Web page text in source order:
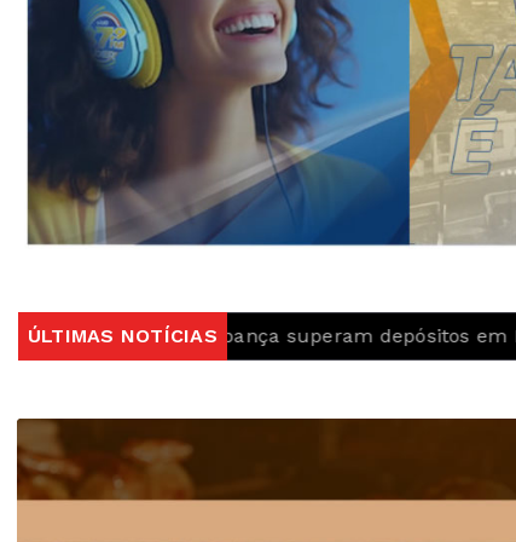
ÚLTIMAS NOTÍCIAS
da poupança superam depósitos em R$ 7,15